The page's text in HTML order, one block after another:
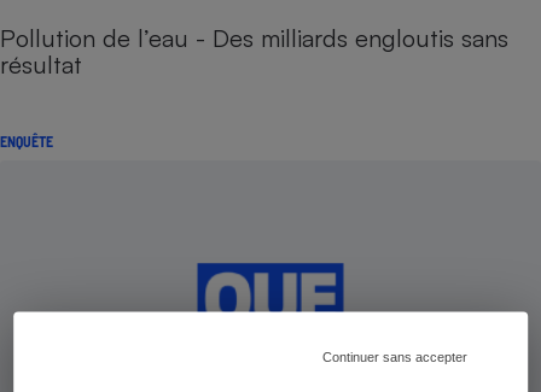
Continuer sans accepter
Pollution de l’eau - Des milliards engloutis sans
résultat
ENQUÊTE